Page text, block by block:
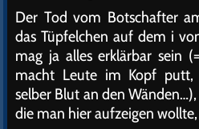
Der Tod vom Botschafter
das Tüpfelchen auf dem i
mag ja alles erklärbar sein
macht Leute im Kopf
selber Blut an den
die man hier aufzeigen